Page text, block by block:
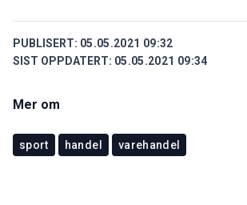
PUBLISERT: 05.05.2021 09:32
SIST OPPDATERT: 05.05.2021 09:34
Mer om
sport handel varehandel